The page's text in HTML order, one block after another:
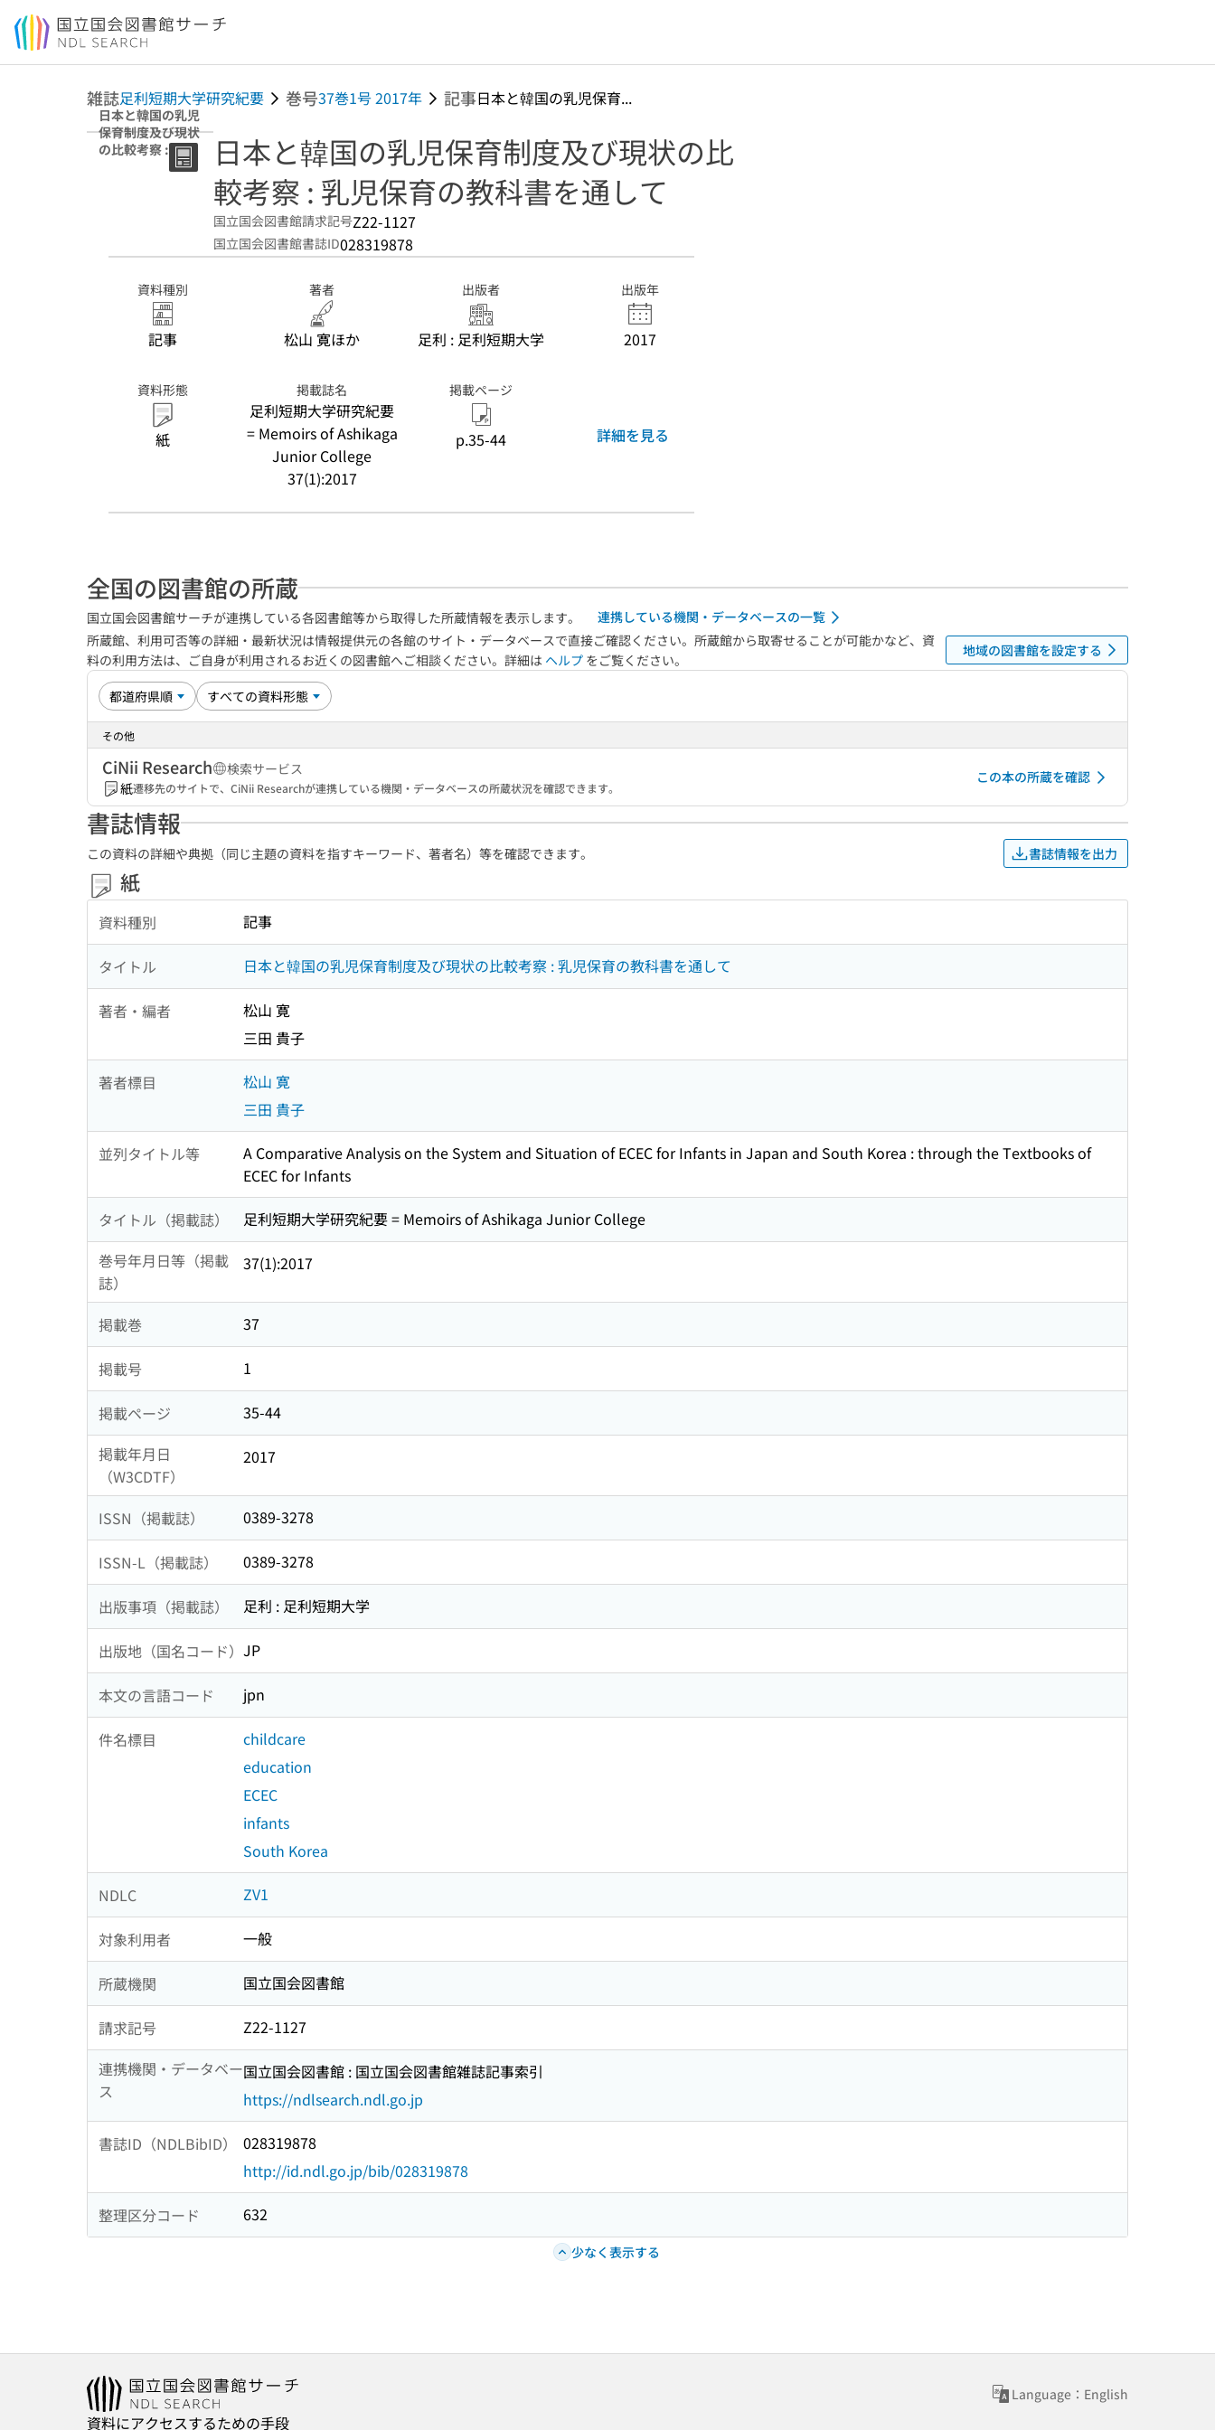
本文へ移動
雑誌足利短期大学研究紀要 巻号37巻1号 2017年 記事日本と韓国の乳児保育...
日本と韓国の乳児
保育制度及び現状
の比較考察 : 乳児
保育の教科書を通
日本と韓国の乳児保育制度及び現状の比
較考察 : 乳児保育の教科書を通して
国立国会図書館請求記号Z22-1127
国立国会図書館書誌ID028319878
資料種別
記事
著者
松山 寛ほか
出版者
足利 : 足利短期大学
出版年
2017
資料形態
紙
掲載誌名
足利短期大学研究紀要
= Memoirs of Ashikaga
Junior College
37(1):2017
掲載ページ
p.35-44 詳細を見る
全国の図書館の所蔵
国立国会図書館サーチが連携している各図書館等から取得した所蔵情報を表示します。
連携している機関・データベースの一覧
所蔵館、利用可否等の詳細・最新状況は情報提供元の各館のサイト・データベースで直接ご確認ください。所蔵館から取寄せることが可能かなど、資
料の利用方法は、ご自身が利用されるお近くの図書館へご相談ください。詳細は ヘルプ をご覧ください。
地域の図書館を設定する
その他
CiNii Research
検索サービス
紙遷移先のサイトで、CiNii Researchが連携している機関・データベースの所蔵状況を確認できます。
この本の所蔵を確認
書誌情報
この資料の詳細や典拠（同じ主題の資料を指すキーワード、著者名）等を確認できます。 書誌情報を出力
紙
資料種別 記事
タイトル 日本と韓国の乳児保育制度及び現状の比較考察 : 乳児保育の教科書を通して
著者・編者
松山 寛
三田 貴子
著者標目
松山 寛
三田 貴子
並列タイトル等
A Comparative Analysis on the System and Situation of ECEC for Infants in Japan and South Korea : through the Textbooks of
ECEC for Infants
タイトル（掲載誌）
足利短期大学研究紀要 = Memoirs of Ashikaga Junior College
巻号年月日等（掲載
誌）
37(1):2017
掲載巻 37
掲載号 1
掲載ページ
35-44
掲載年月日
（W3CDTF）
2017
ISSN（掲載誌） 0389-3278
ISSN-L（掲載誌） 0389-3278
出版事項（掲載誌） 足利 : 足利短期大学
出版地（国名コード） JP
本文の言語コード jpn
件名標目
childcare
education
ECEC
infants
South Korea
NDLC ZV1
対象利用者 一般
所蔵機関 国立国会図書館
請求記号
Z22-1127
連携機関・データベー
ス
国立国会図書館 : 国立国会図書館雑誌記事索引
https://ndlsearch.ndl.go.jp
書誌ID（NDLBibID）
028319878
http://id.ndl.go.jp/bib/028319878
整理区分コード 632
少なく表示する
Language：English
資料にアクセスするための手段